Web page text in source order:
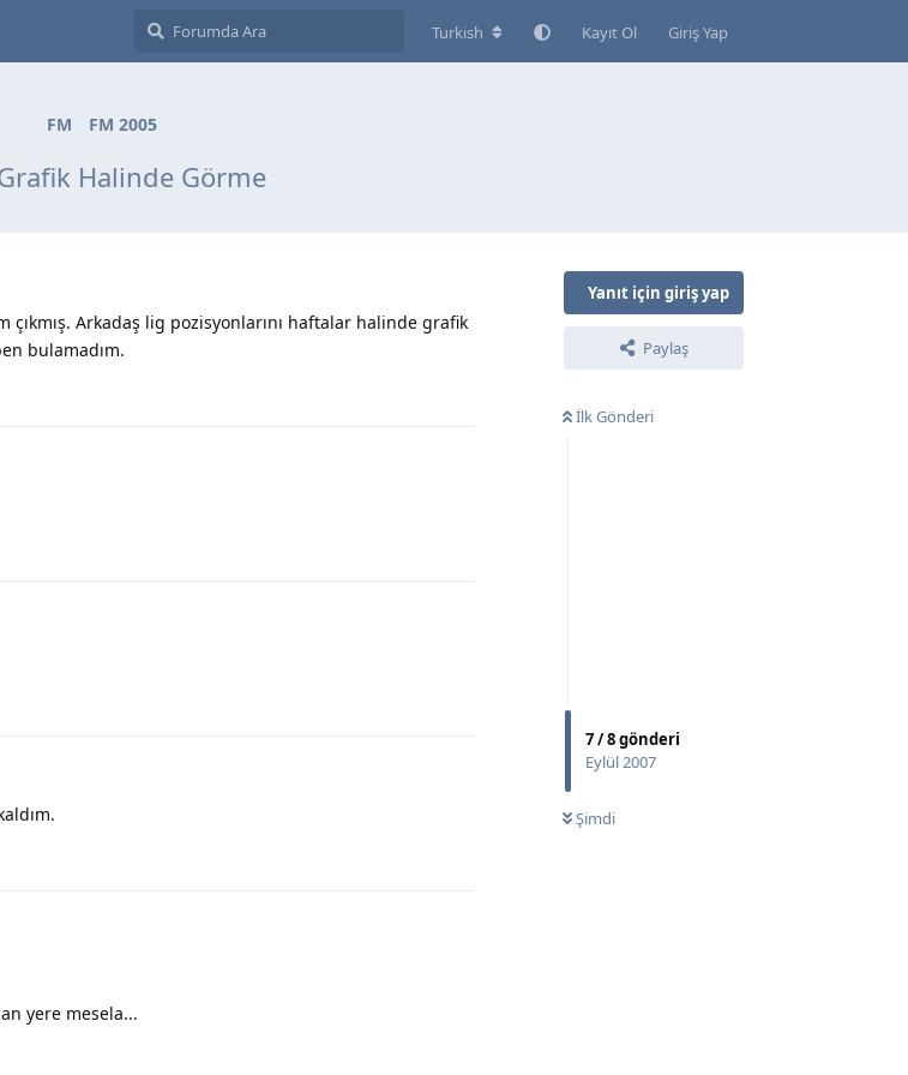
Turkish Kayıt Ol Giriş Yap
FM FM 2005
Halinde Görme
Yanıt için giriş yap
Paylaş
İlk Gönderi
7/8gönderi
Eylül 2007
Şimdi
Arkadaş lig pozisyonlarını haftalar halinde grafik
bulamadım.
yere mesela...